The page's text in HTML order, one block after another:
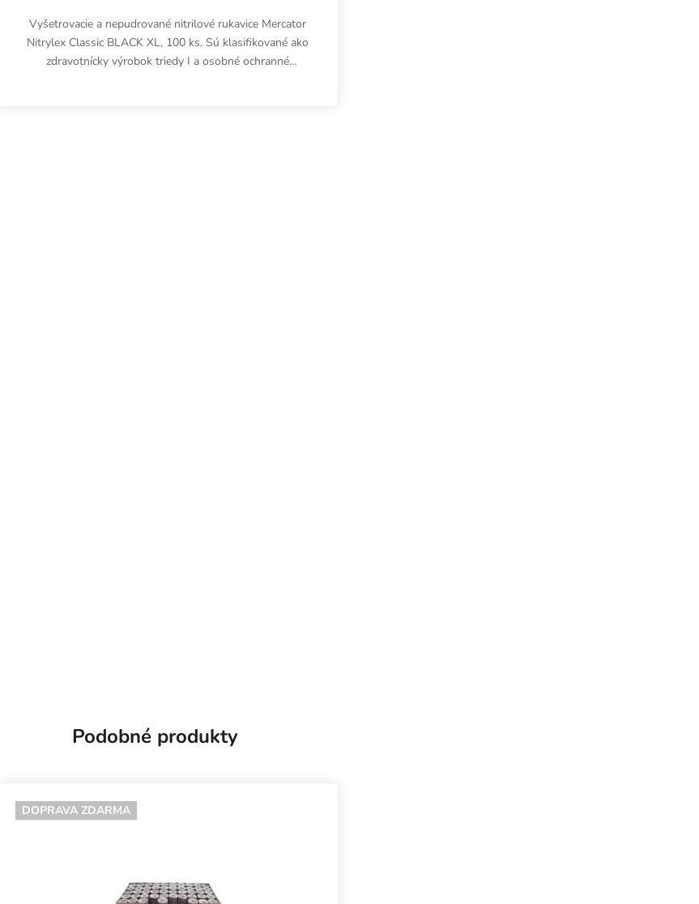
Vyšetrovacie a nepudrované nitrilové rukavice Mercator
Nitrylex Classic BLACK XL, 100 ks. Sú klasifikované ako
zdravotnícky výrobok triedy I a osobné ochranné
Podobné produkty
DOPRAVA ZDARMA